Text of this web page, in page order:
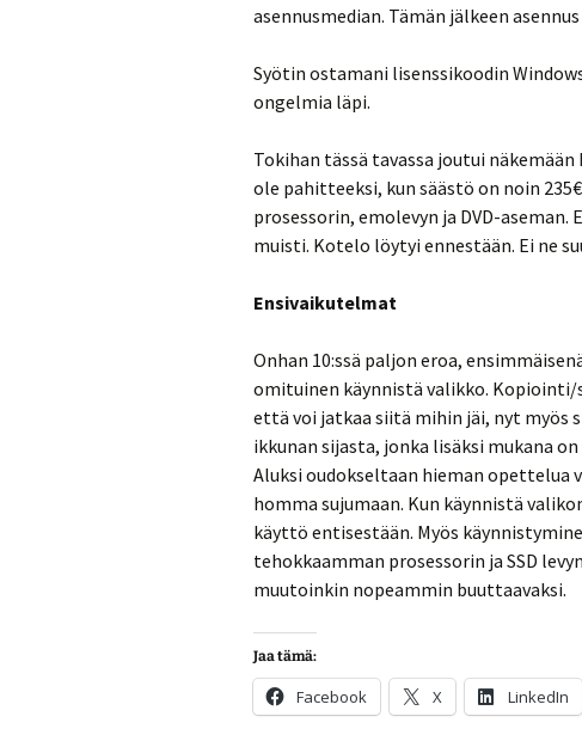
asennusmedian. Tämän jälkeen
Syötin ostamani lisenssikoodin
ongelmia läpi.
Tokihan tässä tavassa joutui
ole pahitteeksi, kun säästö on noin
prosessorin, emolevyn ja DVD-
muisti. Kotelo löytyi ennestään. Ei ne
Ensivaikutelmat
Onhan 10:ssä paljon eroa,
omituinen käynnistä valikko.
että voi jatkaa siitä mihin jäi, nyt
ikkunan sijasta, jonka lisäksi mukana
Aluksi oudokseltaan hieman
homma sujumaan. Kun käynnistä
käyttö entisestään. Myös
tehokkaamman prosessorin ja SSD
muutoinkin nopeammin buuttaavaksi.
Jaa tämä:
Facebook X LinkedIn